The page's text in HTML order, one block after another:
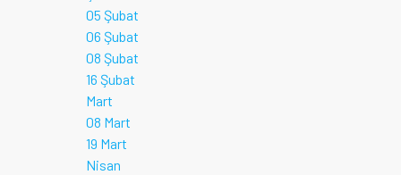
05 Şubat
06 Şubat
08 Şubat
16 Şubat
Mart
08 Mart
19 Mart
Nisan